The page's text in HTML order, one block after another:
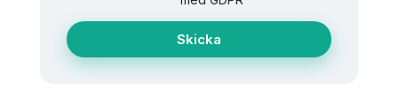
ä
n
n
*
Skicka